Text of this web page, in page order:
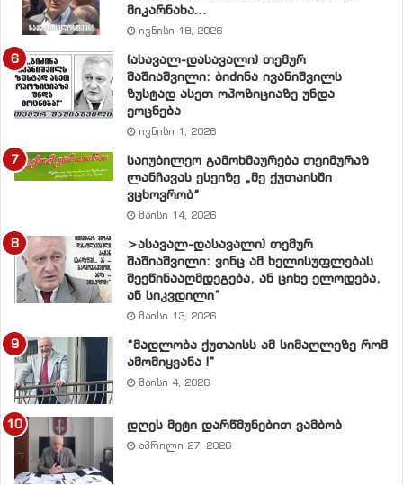
თუმცა, ამ მაჩვენებლითაც საქართველო
მნიშვნელოვნად ჩამორჩება განვითარებული საბაზრო
ეკონომიკის ქვეყნებს, სადაც მთლიანი შიდა
პროდუქტის ხელფასოტევადობა, თითქმის 40
პროცენტია [1](იხ. დანართი).
უფრო მეტიც.
ხელფასმა ჯერ ვერ დაიბრუნა შინამეურნეობათა
ძირითადი შემოსავლების სტატუსი, ხოლო საშუალო
ხელფასმა, როგორც უკვე ითქვა,
ფაქტობრივად დაკარგათავისისაერთაშორისო
შედარებადობის სოციალურ-ეკონომიკური ფუნქცია –
შემოსავლების ფორმების დივერსიფიცირებისა და
დაქირავებით დასაქმებულთა მეტად დაბალი წილის
გამო.
მიუხედავად შინამეურნეობათა შემოსავლების
მნიშვნელოვანი ზრდისა, მისი ზრდის ტემპი დაბალია
ქვეყნის ეკონომიკური ზრდის მთავარი ინდიკატორის –
მიკარნახა…
ივნისი 18, 2026
(ასავალ-დასავალი) თემურ
შაშიაშვილი: ბიძინა ივანიშვილს
ზუსტად ასეთ ოპოზიციაზე უნდა
ეოცნება
ივნისი 1, 2026
საიუბილეო გამოხმაურება თეიმურაზ
ლანჩავას ესეიზე „მე ქუთაისში
ვცხოვრობ“
მაისი 14, 2026
>ასავალ-დასავალი) თემურ
შაშიაშვილი: ვინც ამ ხელისუფლებას
შეეწინააღმდეგება, ან ციხე ელოდება,
ან სიკვდილი”
მაისი 13, 2026
“მადლობა ქუთაისს ამ სიმაღლეზე რომ
ამომიყვანა !”
მაისი 4, 2026
დღეს მეტი დარწმუნებით ვამბობ
აპრილი 27, 2026